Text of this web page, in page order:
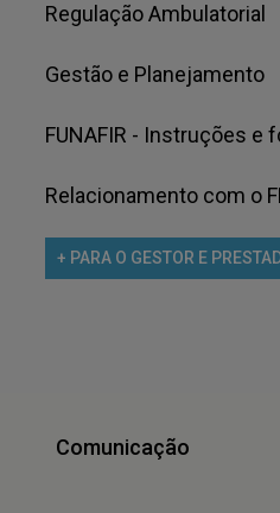
Regulação Ambulatorial
Gestão e Planejamento
FUNAFIR - Instruções e
Relacionamento com o
+ PARA O GESTOR E
Comunicação